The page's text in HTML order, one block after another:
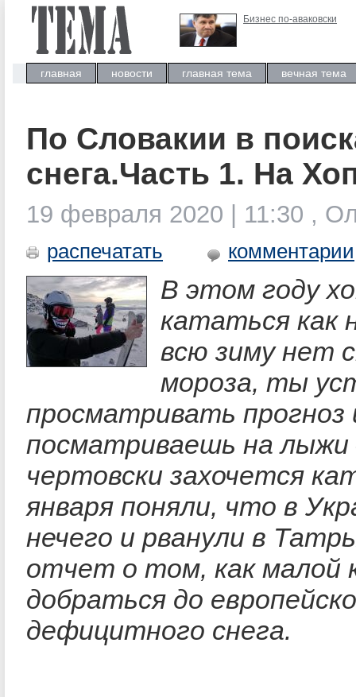
Бизнес по-аваковски
главная новости главная тема вечная тема
По Словакии в
снега.Часть 1. На
19 февраля 2020 | 11:30 ,
распечатать комментарии
В этом году
кататься как
всю зиму нет
мороза, ты
просматривать прогноз
посматриваешь на лыжи
чертовски захочется
января поняли, что в
нечего и рванули в
отчет о том, как малой
добраться до
дефицитного снега.